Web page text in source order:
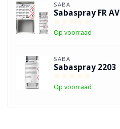
SABA
Sabaspray FR AV
Op voorraad
SABA
Sabaspray 2203
Op voorraad